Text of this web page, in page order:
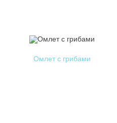
Омлет с грибами